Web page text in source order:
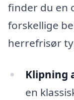
finder du en
forskellige
herrefrisør
Klipning
en